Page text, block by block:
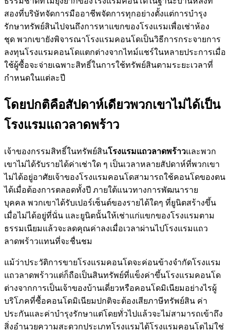
สองที่บริษัทจัดการมืออาชีพจัดการทุกอย่างตั้งแต่การบำรุง
รักษาทรัพย์สินไปจนถึงการหาแขกของโรงแรมเพื่อเช่าห้อง
ชุด พวกเขายังพิจารณาโรงแรมคอนโดเป็นวิธีการกระจายการ
ลงทุนโรงแรมคอนโดแตกต่างจากไทม์แชร์ในหลายประการเมื่อ
ใช้ผู้ซื้อจะจ่ายเฉพาะสิทธิ์ในการใช้ทรัพย์สินตามระยะเวลาที่
กำหนดในแต่ละปี
โดยปกติคือสัปดาห์เดียวพวกเขาไม่ได้เป็น
โรงแรมแถวลาดพร้าว
เจ้าของกรรมสิทธิ์ในทรัพย์สินโรงแรมแถวลาดพร้าวและพวก
เขาไม่ได้รับรายได้ค่าเช่าใด ๆ เป็นเวลาหลายสัปดาห์ที่พวกเขา
ไม่ได้อยู่อาศัยเจ้าของโรงแรมคอนโดสามารถใช้คอนโดของตน
ได้เมื่อต้องการตลอดทั้งปี ภายใต้แนวทางการพัฒนาราย
บุคคล พวกเขาได้รับเปอร์เซ็นต์ของรายได้ใดๆ ที่ยูนิตสร้างขึ้น
เมื่อไม่ได้อยู่ที่นั่น และยูนิตนั้นให้เช่าแก่แขกของโรงแรมตาม
ธรรมเนียมแล้วจะลดคุณค่าลงเมื่อเวลาผ่านไปโรงแรมแถว
ลาดพร้าวแทนที่จะชื่นชม
แม้ว่าประวัติการขายโรงแรมคอนโดจะค่อนข้างจำกัดโรงแรม
แถวลาดพร้าวแต่ก็ถือเป็นสินทรัพย์ที่แข็งค่าขึ้นโรงแรมคอนโด
ต่างจากการเป็นเจ้าของบ้านเดี่ยวหรือคอนโดมิเนียมอย่างไรผู้
บริโภคที่ซื้อคอนโดมิเนียมปกติจะต้องเสียภาษีทรัพย์สิน ค่า
ประกันและค่าบำรุงรักษาแต่โดยทั่วไปแล้วจะไม่สามารถเข้าถึง
สิ่งอำนวยความสะดวกประเภทโรงแรมได้โรงแรมคอนโดไม่ใช่